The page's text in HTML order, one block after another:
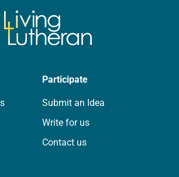
Participate
Submit an Idea
Write for us
Contact us